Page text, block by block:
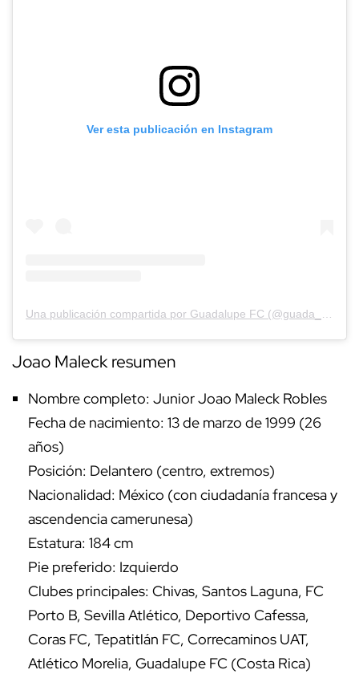
Ver esta publicación en Instagram
Joao Maleck resumen
Nombre completo: Junior Joao Maleck Robles
Fecha de nacimiento: 13 de marzo de 1999 (26
años)
Posición: Delantero (centro, extremos)
Nacionalidad: México (con ciudadanía francesa y
ascendencia camerunesa)
Estatura: 184 cm
Pie preferido: Izquierdo
Clubes principales: Chivas, Santos Laguna, FC
Porto B, Sevilla Atlético, Deportivo Cafessa,
Coras FC, Tepatitlán FC, Correcaminos UAT,
Atlético Morelia, Guadalupe FC (Costa Rica)